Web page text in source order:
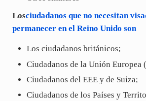
Losciudadanos que no necesitan
permanecer en el Reino Unido son
Los ciudadanos británicos;
Ciudadanos de la Unión Europea
Ciudadanos del EEE y de Suiza;
Ciudadanos de los Países y